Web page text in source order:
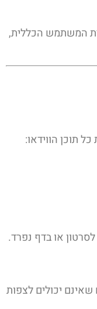
המשתמש הכללית,
תוכן הווידאו:
או בדף נפרד.
יכולים לצפות